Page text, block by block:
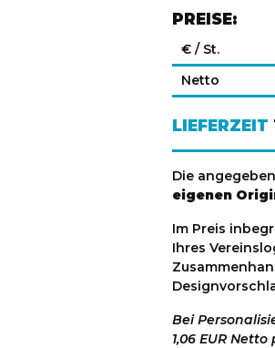
PREISE:
€ / St.
Netto
LIEFERZEIT
Die
eigenen
Im Preis
Ihres
Bei
1,06 EUR